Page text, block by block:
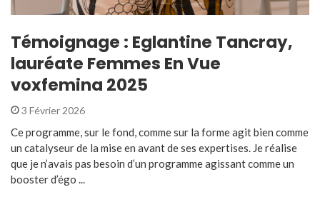
Témoignage : Eglantine Tancray,
lauréate Femmes En Vue
voxfemina 2025
3 Février 2026
Ce programme, sur le fond, comme sur la forme agit bien comme
un catalyseur de la mise en avant de ses expertises. Je réalise
que je n’avais pas besoin d’un programme agissant comme un
booster d’égo ...